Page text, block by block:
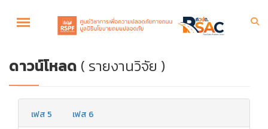
ดาวน์โหลด ( รายงานวิจัย )
เฟส 5 เฟส 6